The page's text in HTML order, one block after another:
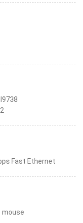
Fast Ethernet
mouse